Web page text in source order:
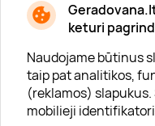
keturi
Naudojame būtinus
taip pat analitikos,
(reklamos)
mobilieji
Apie mus
Apie „Gera Dovana“
Lojalumo klubas
Karjera